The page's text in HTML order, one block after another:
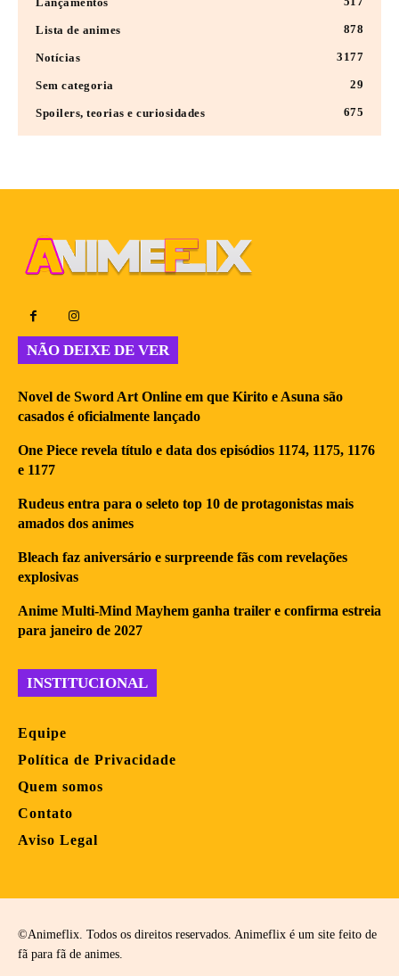
Lista de animes 878
Notícias 3177
Sem categoria 29
Spoilers, teorias e curiosidades 675
NÃO DEIXE DE VER
Novel de Sword Art Online em que Kirito e Asuna são
casados é oficialmente lançado
One Piece revela título e data dos episódios 1174, 1175, 1176
e 1177
Rudeus entra para o seleto top 10 de protagonistas mais
amados dos animes
Bleach faz aniversário e surpreende fãs com revelações
explosivas
Anime Multi-Mind Mayhem ganha trailer e confirma estreia
para janeiro de 2027
INSTITUCIONAL
Equipe
Política de Privacidade
Quem somos
Contato
Aviso Legal
©Animeflix. Todos os direitos reservados. Animeflix é um site feito de
fã para fã de animes.